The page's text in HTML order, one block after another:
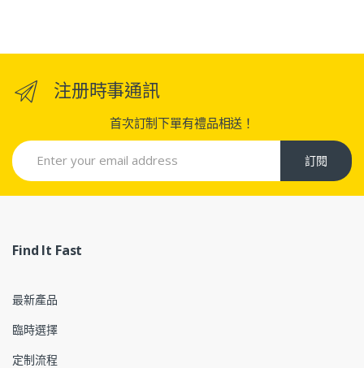
注册時事通訊
首次訂制下單有禮品相送！
訂閱
Find It Fast
最新產品
臨時選擇
定制流程